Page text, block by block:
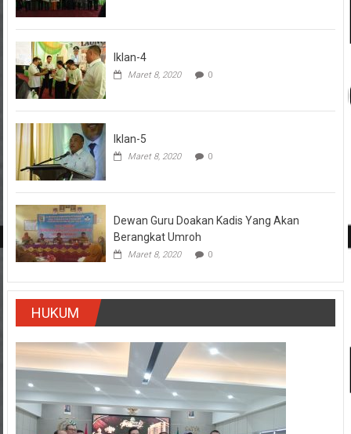
Iklan-4
Maret 8, 2020 0
Iklan-5
Maret 8, 2020 0
Dewan Guru Doakan Kadis Yang Akan
Berangkat Umroh
Maret 8, 2020 0
HUKUM